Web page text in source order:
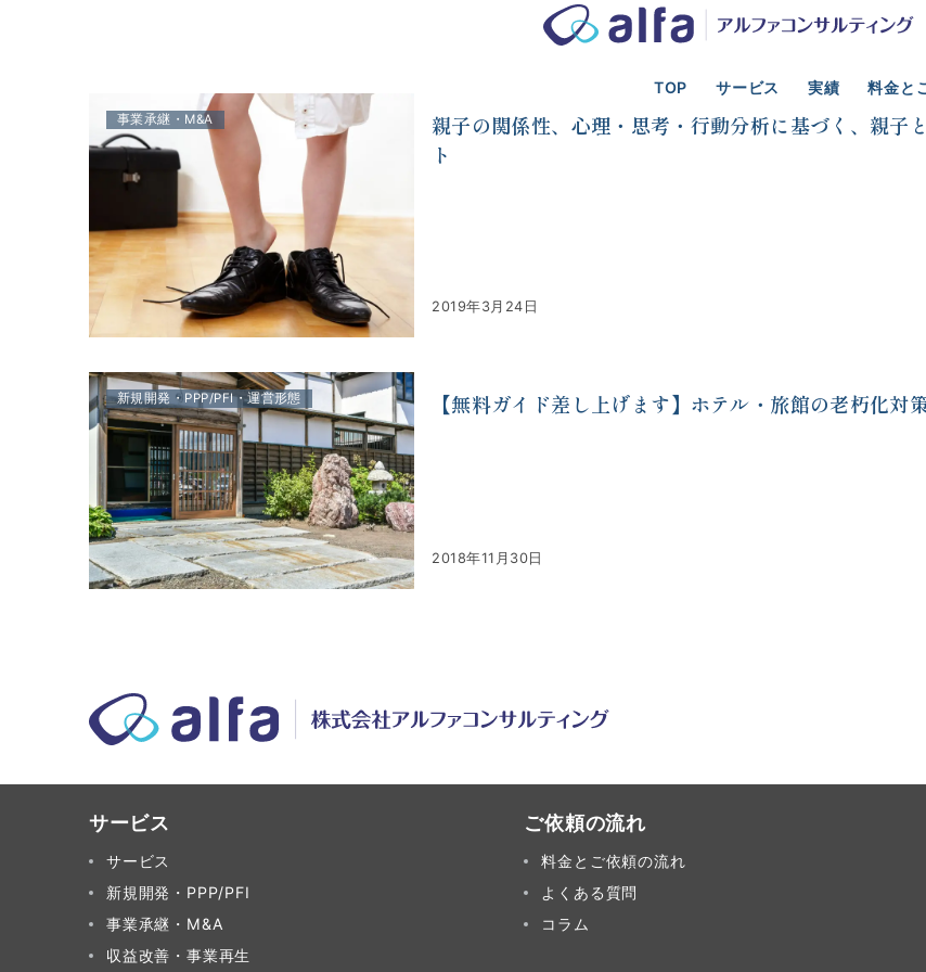
TOP サービス 実績 料金と
株式会社アルファコンサルティング｜ホテル・旅館・観光業の事業計画、新規事業、資金調達、M&A支援
事業承継・M&A
親子の関係性、心理・思考・行動分析に基づく、親子
ト
2019年3月24日
新規開発・PPP/PFI・運営形態 【無料ガイド差し上げます】ホテル・旅館の老朽化
2018年11月30日
サービス
サービス
新規開発・PPP/PFI
事業承継・M&A
収益改善・事業再生
ご依頼の流れ
料金とご依頼の流れ
よくある質問
コラム